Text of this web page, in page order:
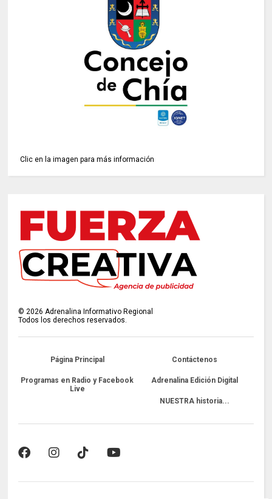
Clic en la imagen para más información
© 2026 Adrenalina Informativo Regional
Todos los derechos reservados.
Página Principal Contáctenos
Programas en Radio y Facebook
Live
Adrenalina Edición Digital
NUESTRA historia...